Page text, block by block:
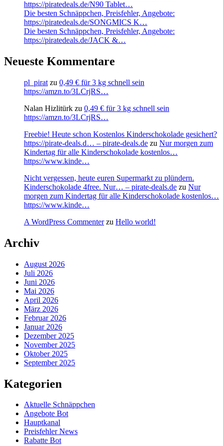
https://piratedeals.de/N90 Tablet…
Die besten Schnäppchen, Preisfehler, Angebote:
https://piratedeals.de/SONGMICS K…
Die besten Schnäppchen, Preisfehler, Angebote:
https://piratedeals.de/JACK &…
Neueste Kommentare
pl_pirat zu 0,49 € für 3 kg schnell sein
https://amzn.to/3LCrjRS…
Nalan Hizlitürk zu 0,49 € für 3 kg schnell sein
https://amzn.to/3LCrjRS…
Freebie! Heute schon Kostenlos Kinderschokolade gesichert?
https://pirate-deals.d… – pirate-deals.de zu Nur morgen zum
Kindertag für alle Kinderschokolade kostenlos…
https://www.kinde…
Nicht vergessen, heute euren Supermarkt zu plündern.
Kinderschokolade 4free. Nur… – pirate-deals.de zu Nur
morgen zum Kindertag für alle Kinderschokolade kostenlos…
https://www.kinde…
A WordPress Commenterzu Hello world!
Archiv
August 2026
Juli 2026
Juni 2026
Mai 2026
April 2026
März 2026
Februar 2026
Januar 2026
Dezember 2025
November 2025
Oktober 2025
September 2025
Kategorien
Aktuelle Schnäppchen
Angebote Bot
Hauptkanal
Preisfehler News
Rabatte Bot